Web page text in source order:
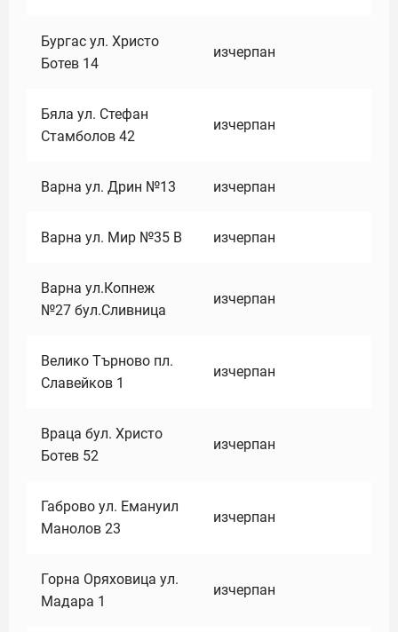
Бургас ул. Христо
Ботев 14
изчерпан
Бяла ул. Стефан
Стамболов 42
изчерпан
Варна ул. Дрин №13 изчерпан
Варна ул. Мир №35 В изчерпан
Варна ул.Копнеж
№27 бул.Сливница
изчерпан
Велико Търново пл.
Славейков 1
изчерпан
Враца бул. Христо
Ботев 52
изчерпан
Габрово ул. Емануил
Манолов 23
изчерпан
Горна Оряховица ул.
Мадара 1
изчерпан